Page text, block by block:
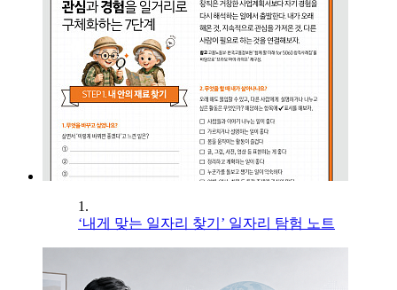
1.
‘내게 맞는 일자리 찾기’ 일자리 탐험 노트